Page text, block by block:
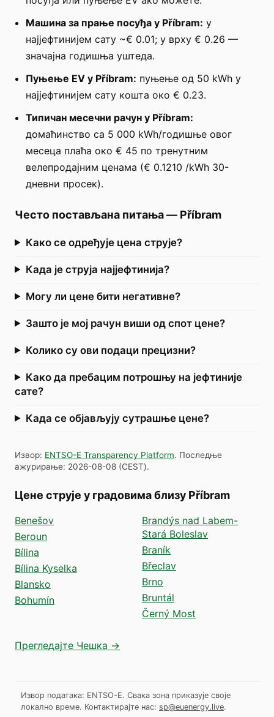
Машина за прање посуђа у Příbram: у
најјефтинијем сату ~€ 0.01; у врху € 0.26 —
значајна годишња уштеда.
Пуњење EV у Příbram: пуњење од 50 kWh у
најјефтинијем сату кошта око € 0.23.
Типичан месечни рачун у Příbram:
домаћинство са 5 000 kWh/годишње овог
месеца плаћа око € 45 по тренутним
велепродајним ценама (€ 0.1210 /kWh 30-
дневни просек).
Често постављана питања— Příbram
Како се одређује цена струје?
Када је струја најјефтинија?
Могу ли цене бити негативне?
Зашто је мој рачун виши од спот цене?
Колико су ови подаци прецизни?
Како да пребацим потрошњу на јефтиније
сате?
Када се објављују сутрашње цене?
Извор: ENTSO-E Transparency Platform. Последње
ажурирање: 2026-08-08 (CEST).
Цене струје у градовима близу Příbram
Benešov
Beroun
Bílina
Bílina Kyselka
Blansko
Bohumín
Brandýs nad Labem-
Stará Boleslav
Braník
Břeclav
Brno
Bruntál
Černý Most
Прегледајте Чешка →
Извор података: ENTSO-E. Свака зона приказује своје
локално време. Контактирајте нас: sp@euenergy.live.